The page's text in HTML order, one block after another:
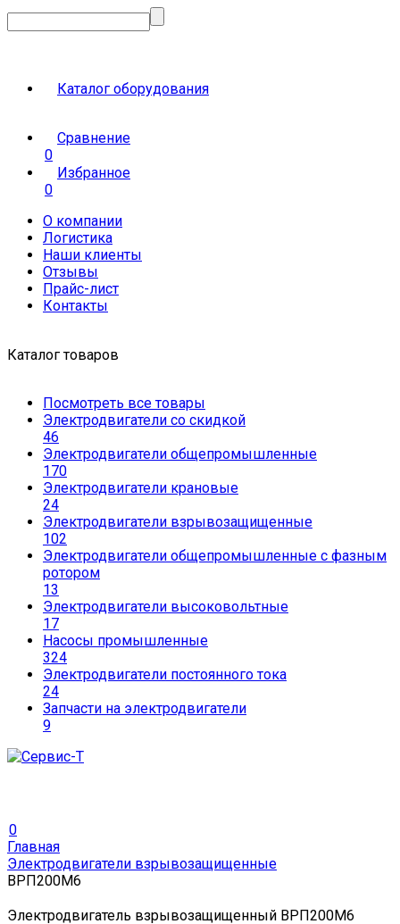
Каталог оборудования
Сравнение
0
Избранное
0
О компании
Логистика
Наши клиенты
Отзывы
Прайс-лист
Контакты
Каталог товаров
Посмотреть все товары
Электродвигатели со скидкой
46
Электродвигатели общепромышленные
170
Электродвигатели крановые
24
Электродвигатели взрывозащищенные
102
Электродвигатели общепромышленные с фазным
ротором
13
Электродвигатели высоковольтные
17
Насосы промышленные
324
Электродвигатели постоянного тока
24
Запчасти на электродвигатели
9
0
Главная
Электродвигатели взрывозащищенные
ВРП200М6
Электродвигатель взрывозащищенный ВРП200М6